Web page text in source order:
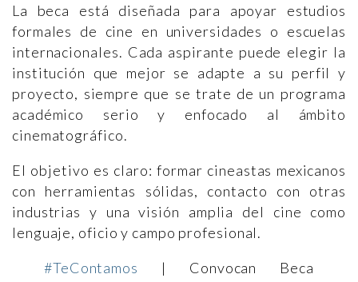
La beca está diseñada para apoyar estudios
formales de cine en universidades o escuelas
internacionales. Cada aspirante puede elegir la
institución que mejor se adapte a su perfil y
proyecto, siempre que se trate de un programa
académico serio y enfocado al ámbito
cinematográfico.
El objetivo es claro: formar cineastas mexicanos
con herramientas sólidas, contacto con otras
industrias y una visión amplia del cine como
lenguaje, oficio y campo profesional.
#TeContamos | Convocan Beca